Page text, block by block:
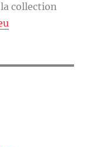
collection